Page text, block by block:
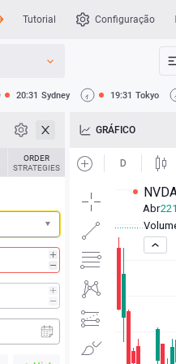
Tutorial Configuração
20:31 Sydney 19:31 Tokyo
ORDER
STRATEGIES
GRÁFICO